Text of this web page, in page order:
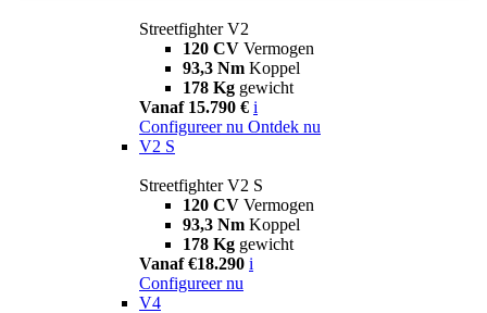
Streetfighter V2
120 CV Vermogen
93,3 Nm Koppel
178 Kg gewicht
Vanaf 15.790 € i
Configureer nu Ontdek nu
V2 S
Streetfighter V2 S
120 CV Vermogen
93,3 Nm Koppel
178 Kg gewicht
Vanaf €18.290 i
Configureer nu
V4